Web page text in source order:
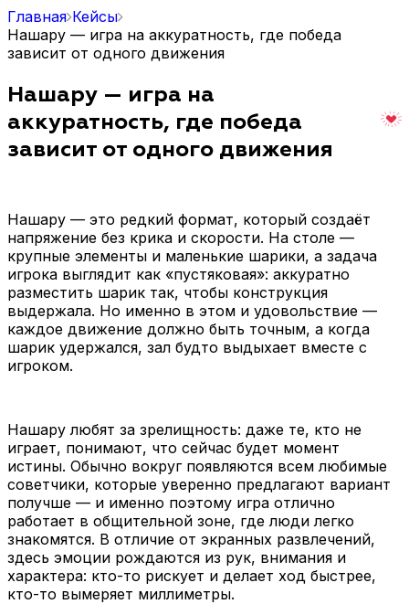
Главная Кейсы
Нашару — игра на аккуратность, где победа
зависит от одного движения
Нашару — игра на
аккуратность, где победа
зависит от одного движения
Нашару — это редкий формат, который создаёт
напряжение без крика и скорости. На столе —
крупные элементы и маленькие шарики, а задача
игрока выглядит как «пустяковая»: аккуратно
разместить шарик так, чтобы конструкция
выдержала. Но именно в этом и удовольствие —
каждое движение должно быть точным, а когда
шарик удержался, зал будто выдыхает вместе с
игроком.
Нашару любят за зрелищность: даже те, кто не
играет, понимают, что сейчас будет момент
истины. Обычно вокруг появляются всем любимые
советчики, которые уверенно предлагают вариант
получше — и именно поэтому игра отлично
работает в общительной зоне, где люди легко
знакомятся. В отличие от экранных развлечений,
здесь эмоции рождаются из рук, внимания и
характера: кто-то рискует и делает ход быстрее,
кто-то вымеряет миллиметры.